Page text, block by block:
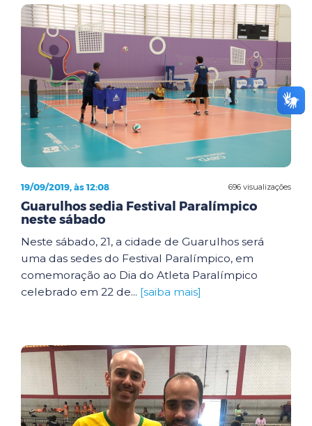
696 visualizações
19/09/2019, às 12:08
Guarulhos sedia Festival Paralímpico
neste sábado
Neste sábado, 21, a cidade de Guarulhos será
uma das sedes do Festival Paralímpico, em
comemoração ao Dia do Atleta Paralímpico
celebrado em 22 de... [saiba mais]